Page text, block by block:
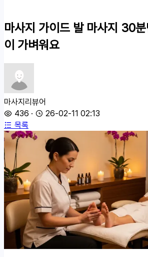
마사지 가이드 발 마사지 30
이 가벼워요
마사지리뷰어
436 ·
26-02-11 02:13
목록